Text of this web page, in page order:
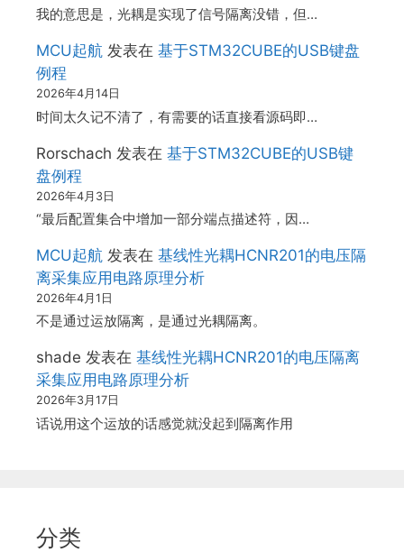
我的意思是，光耦是实现了信号隔离没错，但…
MCU起航 发表在 基于STM32CUBE的USB键盘
例程
2026年4月14日
时间太久记不清了，有需要的话直接看源码即…
Rorschach 发表在 基于STM32CUBE的USB键
盘例程
2026年4月3日
“最后配置集合中增加一部分端点描述符，因…
MCU起航 发表在 基线性光耦HCNR201的电压隔
离采集应用电路原理分析
2026年4月1日
不是通过运放隔离，是通过光耦隔离。
shade 发表在 基线性光耦HCNR201的电压隔离
采集应用电路原理分析
2026年3月17日
话说用这个运放的话感觉就没起到隔离作用
分类